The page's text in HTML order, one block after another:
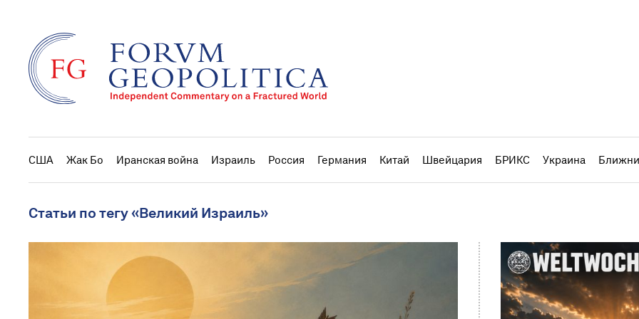
США Жак Бо Иранская война Израиль Россия Германия Китай Швейцария БРИКС Украина
Статьи по тегу «Великий Израиль»